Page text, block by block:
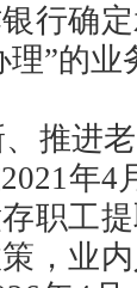
行确
”的业
推进
年4
职工
，业